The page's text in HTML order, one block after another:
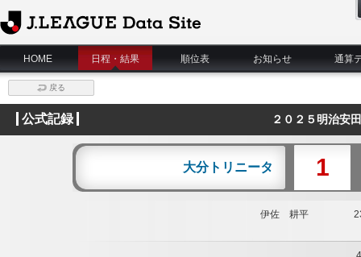
J.League Data Site
HOME
日程・結果 順位表 お知らせ 通算
戻る
公式記録 ２０２５明治安
大分トリニータ 1
伊佐 耕平